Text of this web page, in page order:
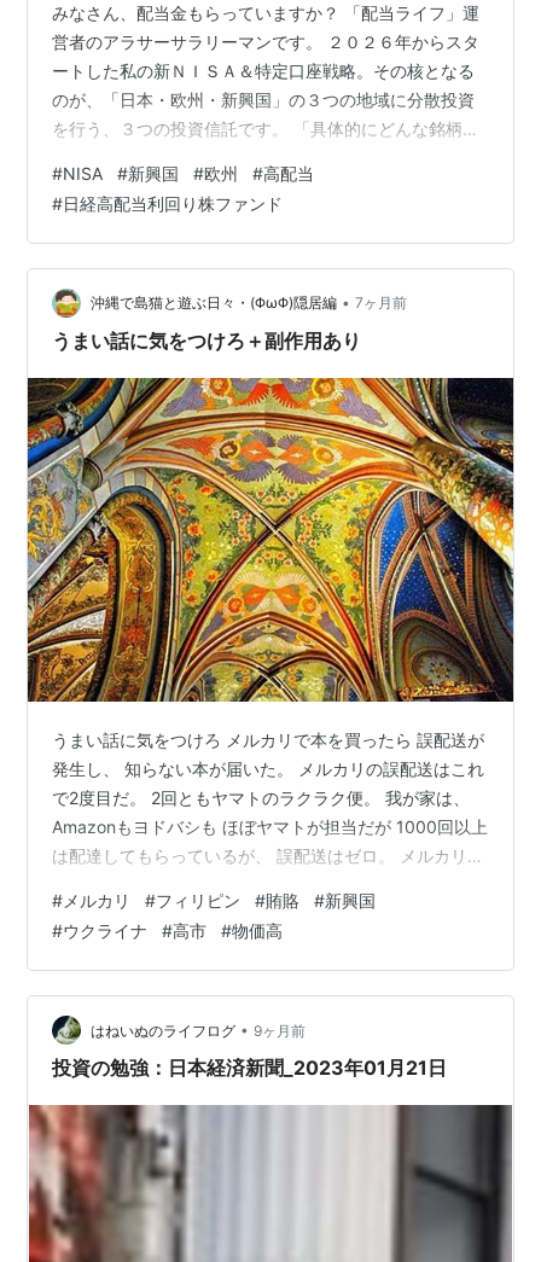
みなさん、配当金もらっていますか？ 「配当ライフ」運
営者のアラサーサラリーマンです。 ２０２６年からスタ
ートした私の新ＮＩＳＡ＆特定口座戦略。その核となる
のが、「日本・欧州・新興国」の３つの地域に分散投資
を行う、３つの投資信託です。 「具体的にどんな銘柄が
んな疑問にお答えするために、私が毎月積み立てている
これら「高配当投信３銃士」の最新スペック（２０２５
年１２月末時点）を洗い出しました。 これを見れば、私
のポートフォリオが「ただの分散」ではなく、「全世界
からのキャッシュフロー製造機」を目指している理由が
分かります！ 【日本株代表】日経平均高…
#NISA #新興国 #欧州 #高配当
#日経高配当利回り株ファンド
沖縄で島猫と遊ぶ日々・(ΦωΦ)隠居編 • 7ヶ月前
うまい話に気をつけろ＋副作用あり
うまい話に気をつけろ メルカリで本を買ったら 誤配送が
発生し、 知らない本が届いた。 メルカリの誤配送はこれ
で2度目だ。 2回ともヤマトのラクラク便。 我が家は、
Amazonもヨドバシも ほぼヤマトが担当だが 1000回以上
は配達してもらっているが、 誤配送はゼロ。 メルカリは
---------------------------------------- 誤配送されて、届
いた本は 「社畜会社員から資産1億つくった僕が フィリ
ピンの株を推すこれだけの理由」 ヤレヤレだよ。 タイト
ルだけで怪しさ1000％。 何が10年で資産が4.3倍…
# メルカリ #フィリピン #賄賂 #新興国
#ウクライナ #高市 #物価高
はねいぬのライフログ • 9ヶ月前
投資の勉強：日本経済新聞_2023年01月21日